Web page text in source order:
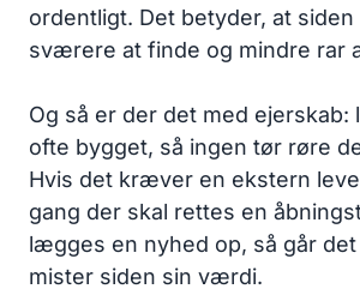
ordentligt. Det betyder, at siden
sværere at finde og mindre rar
Og så er der det med ejerskab:
ofte bygget, så ingen tør røre
Hvis det kræver en ekstern
gang der skal rettes en
lægges en nyhed op, så går det
mister siden sin værdi.